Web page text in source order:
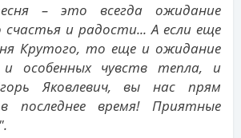
– это всегда ожидание
счастья и радости... А если еще
Крутого, то еще и ожидание
и особенных чувств тепла, и
Яковлевич, вы нас прям
последнее время! Приятные